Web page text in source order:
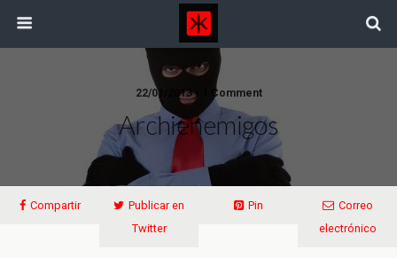
22/01/2013 • 1 Comment
Archienemigos
Compartir
Publicar en
Twitter
Pin
Correo
electrónico